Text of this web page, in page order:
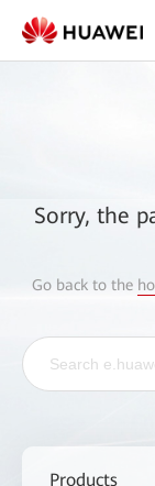
Sorry, the
Go back to the
Products